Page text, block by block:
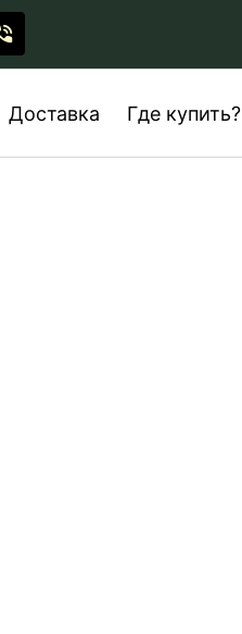
Доставка Где купить?